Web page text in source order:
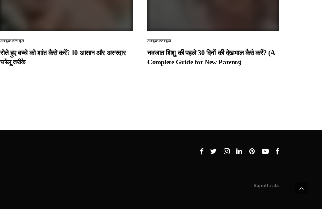
लाइफस्टाइल
रोते हुए बच्चे को शांत कैसे करें? 10 आसान और असरदार
घरेलू तरीके
लाइफस्टाइल
नवजात शिशु की पहले 30 दिनों की देखभाल कैसे करें? (A
Complete Guide for New Parents)
RapidLeaks